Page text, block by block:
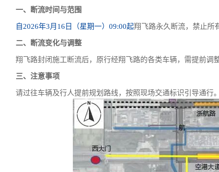
一、断流时间与范围
自2026年3月16日（星期一）09:00起翔飞路永久断流，禁止所
二、断流变化与调整
翔飞路封闭施工断流后，原行经翔飞路的各类车辆，需提前调
三、注意事项
请过往车辆及行人提前规划路线，按照现场交通标识引导通